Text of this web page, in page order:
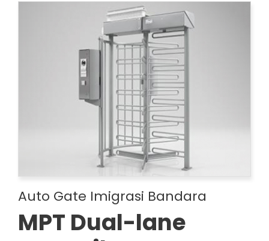
Auto Gate Imigrasi Bandara
MPT Dual-lane